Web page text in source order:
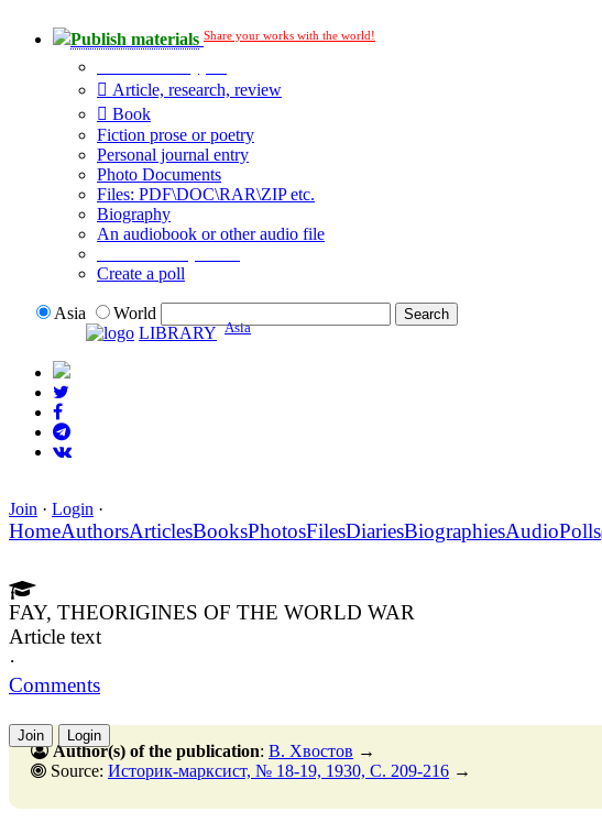
Publish materials Share your works with the world!
Article, research, review
Book
Fiction prose or poetry
Personal journal entry
Photo Documents
Files: PDF\DOC\RAR\ZIP etc.
Biography
An audiobook or other audio file
Create a poll
Asia
World
LIBRARY Asia
Join · Login ·
HomeAuthorsArticlesBooksPhotosFilesDiariesBiographiesAudioPolls
FAY, THEORIGINES OF THE WORLD WAR
Article text
·
Comments
Join Login
Author(s) of the publication: В. Хвостов →
Source: Историк-марксист, № 18-19, 1930, C. 209-216 →